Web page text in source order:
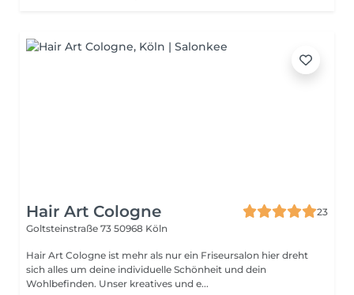
Hair Art Cologne
23
Goltsteinstraße 73 50968 Köln
Hair Art Cologne ist mehr als nur ein Friseursalon hier dreht
sich alles um deine individuelle Schönheit und dein
Wohlbefinden. Unser kreatives und e...